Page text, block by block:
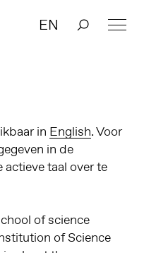
EN
in English. Voor
in de
actieve taal over te
of science
of Science